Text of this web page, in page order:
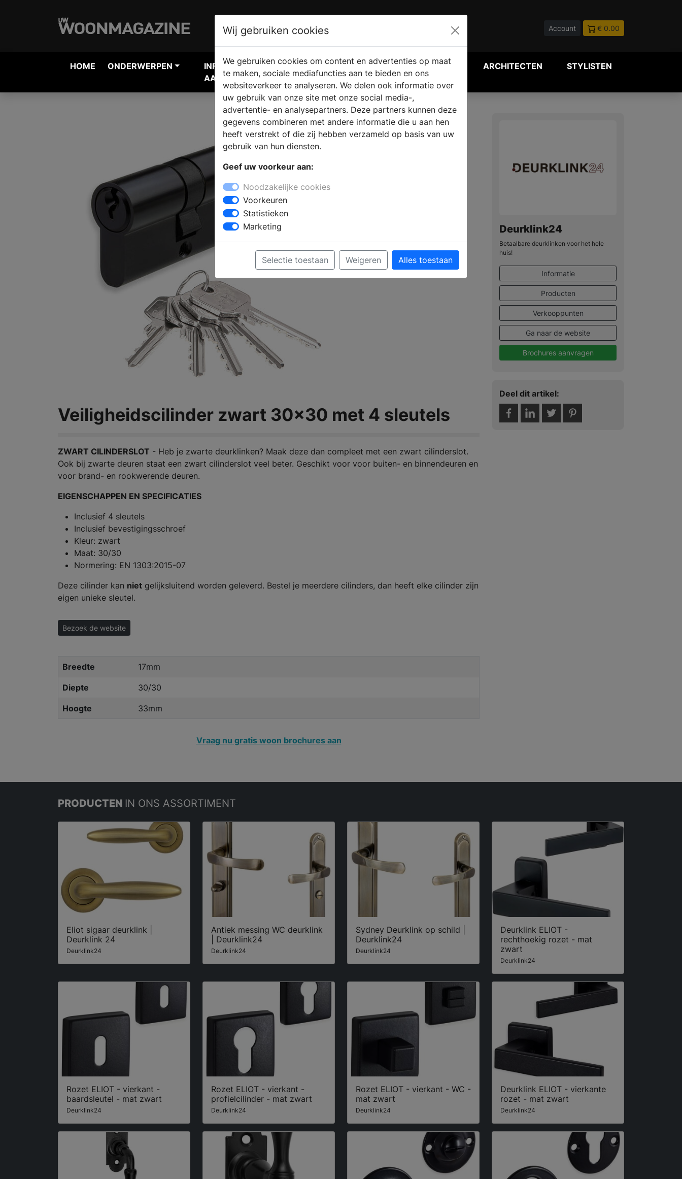
Account € 0.00
HOME ONDERWERPEN
INFORMATIE
AANVRAGEN
VERKOOPLOCATIE
VINDEN
WEBSHOP ARCHITECTEN STYLISTEN
Veiligheidscilinder zwart 30x30 met 4 sleutels
ZWART CILINDERSLOT - Heb je zwarte deurklinken? Maak deze dan compleet met een zwart cilinderslot.
Ook bij zwarte deuren staat een zwart cilinderslot veel beter. Geschikt voor voor buiten- en binnendeuren en
voor brand- en rookwerende deuren.
EIGENSCHAPPEN EN SPECIFICATIES
Inclusief 4 sleutels
Inclusief bevestigingsschroef
Kleur: zwart
Maat: 30/30
Normering: EN 1303:2015-07
Deze cilinder kan niet gelijksluitend worden geleverd. Bestel je meerdere cilinders, dan heeft elke cilinder zijn
eigen unieke sleutel.
Bezoek de website
Breedte 17mm
Diepte 30/30
Hoogte 33mm
Vraag nu gratis woon brochures aan
Deurklink24
Betaalbare deurklinken voor het hele
huis!
Informatie
Producten
Verkooppunten
Ga naar de website
Brochures aanvragen
Deel dit artikel:
PRODUCTEN IN ONS ASSORTIMENT
Eliot sigaar deurklink |
Deurklink 24
Deurklink24
Antiek messing WC deurklink
| Deurklink24
Deurklink24
Sydney Deurklink op schild |
Deurklink24
Deurklink24
Deurklink ELIOT -
rechthoekig rozet - mat
zwart
Deurklink24
Rozet ELIOT - vierkant -
baardsleutel - mat zwart
Deurklink24
Rozet ELIOT - vierkant -
profielcilinder - mat zwart
Deurklink24
Rozet ELIOT - vierkant - WC -
mat zwart
Deurklink24
Deurklink ELIOT - vierkante
rozet - mat zwart
Deurklink24
Wij gebruiken cookies
We gebruiken cookies om content en advertenties op maat
te maken, sociale mediafuncties aan te bieden en ons
websiteverkeer te analyseren. We delen ook informatie over
uw gebruik van onze site met onze social media-,
advertentie- en analysepartners. Deze partners kunnen deze
gegevens combineren met andere informatie die u aan hen
heeft verstrekt of die zij hebben verzameld op basis van uw
gebruik van hun diensten.
Geef uw voorkeur aan:
Noodzakelijke cookies
Voorkeuren
Statistieken
Marketing
Selectie toestaan Weigeren Alles toestaan